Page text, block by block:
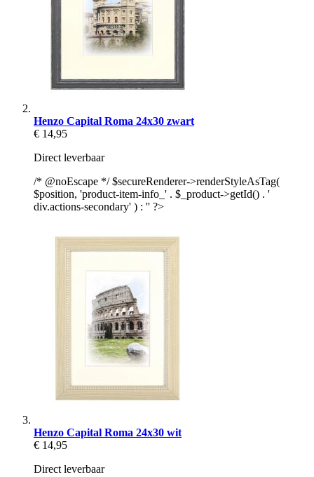
Henzo Capital Roma 24x30 zwart
€ 14,95
Direct leverbaar
/* @noEscape */ $secureRenderer->renderStyleAsTag(
$position, 'product-item-info_' . $_product->getId() . '
div.actions-secondary' ) : '' ?>
Henzo Capital Roma 24x30 wit
€ 14,95
Direct leverbaar